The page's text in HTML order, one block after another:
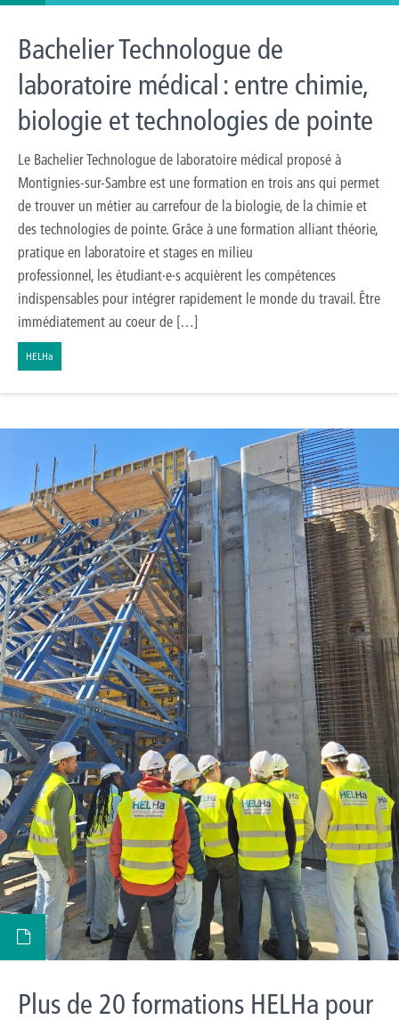
Bachelier Technologue de
laboratoire médical : entre chimie,
biologie et technologies de pointe
Le Bachelier Technologue de laboratoire médical proposé à
Montignies-sur-Sambre est une formation en trois ans qui permet
de trouver un métier au carrefour de la biologie, de la chimie et
des technologies de pointe. Grâce à une formation alliant théorie,
pratique en laboratoire et stages en milieu
professionnel, les étudiant·e·s acquièrent les compétences
indispensables pour intégrer rapidement le monde du travail. Être
immédiatement au coeur de […]
HELHa
Plus de 20 formations HELHa pour